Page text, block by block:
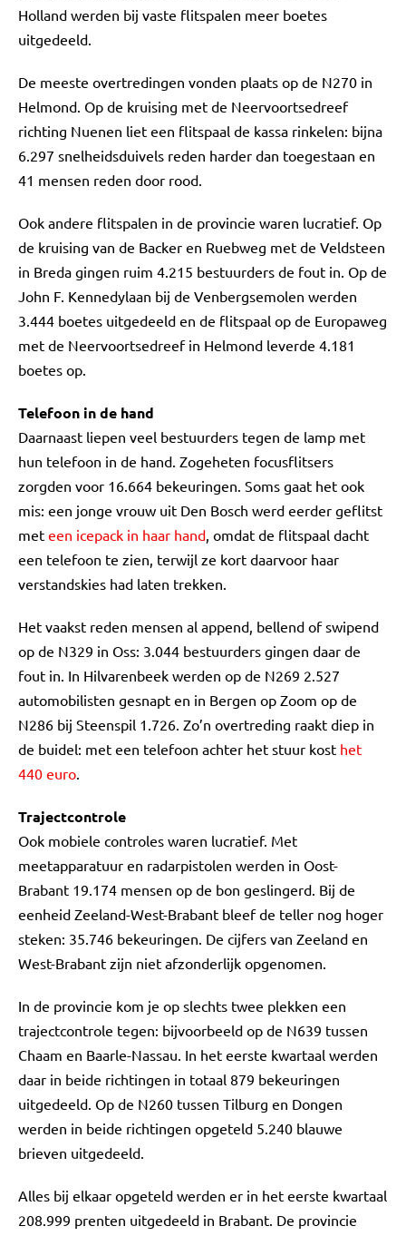
Holland werden bij vaste flitspalen meer boetes
uitgedeeld.
De meeste overtredingen vonden plaats op de N270 in
Helmond. Op de kruising met de Neervoortsedreef
richting Nuenen liet een flitspaal de kassa rinkelen: bijna
6.297 snelheidsduivels reden harder dan toegestaan en
41 mensen reden door rood.
Ook andere flitspalen in de provincie waren lucratief. Op
de kruising van de Backer en Ruebweg met de Veldsteen
in Breda gingen ruim 4.215 bestuurders de fout in. Op de
John F. Kennedylaan bij de Venbergsemolen werden
3.444 boetes uitgedeeld en de flitspaal op de Europaweg
met de Neervoortsedreef in Helmond leverde 4.181
boetes op.
Telefoon in de hand
Daarnaast liepen veel bestuurders tegen de lamp met
hun telefoon in de hand. Zogeheten focusflitsers
zorgden voor 16.664 bekeuringen. Soms gaat het ook
mis: een jonge vrouw uit Den Bosch werd eerder geflitst
met een icepack in haar hand, omdat de flitspaal dacht
een telefoon te zien, terwijl ze kort daarvoor haar
verstandskies had laten trekken.
Het vaakst reden mensen al append, bellend of swipend
op de N329 in Oss: 3.044 bestuurders gingen daar de
fout in. In Hilvarenbeek werden op de N269 2.527
automobilisten gesnapt en in Bergen op Zoom op de
N286 bij Steenspil 1.726. Zo’n overtreding raakt diep in
de buidel: met een telefoon achter het stuur kost het
440 euro.
Trajectcontrole
Ook mobiele controles waren lucratief. Met
meetapparatuur en radarpistolen werden in Oost-
Brabant 19.174 mensen op de bon geslingerd. Bij de
eenheid Zeeland-West-Brabant bleef de teller nog hoger
steken: 35.746 bekeuringen. De cijfers van Zeeland en
West-Brabant zijn niet afzonderlijk opgenomen.
In de provincie kom je op slechts twee plekken een
trajectcontrole tegen: bijvoorbeeld op de N639 tussen
Chaam en Baarle-Nassau. In het eerste kwartaal werden
daar in beide richtingen in totaal 879 bekeuringen
uitgedeeld. Op de N260 tussen Tilburg en Dongen
werden in beide richtingen opgeteld 5.240 blauwe
brieven uitgedeeld.
Alles bij elkaar opgeteld werden er in het eerste kwartaal
208.999 prenten uitgedeeld in Brabant. De provincie